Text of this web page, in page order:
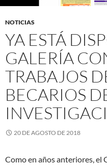
NOTICIAS
YA ESTÁ
GALERÍA
TRABAJOS
BECARIOS
20 DE AGOSTO DE 2018
Como en años anteriores, el